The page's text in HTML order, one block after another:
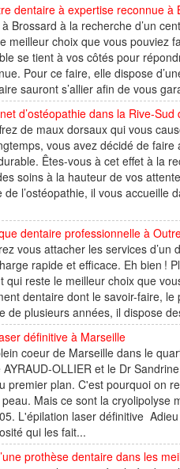
dentaire à expertise reconnue à
Brossard à la recherche d’un
meilleur choix que vous pouviez
se tient à vos côtés pour
Pour ce faire, elle dispose
sauront s’allier afin de vous
d’ostéopathie dans la Rive-Sud
de maux dorsaux qui vous
vous avez décidé de faire
Êtes-vous à cet effet à la
soins à la hauteur de vos
de l’ostéopathie, il vous
dentaire professionnelle à
vous attacher les services
rapide et efficace. Eh bien !
qui reste le meilleur choix que
dentaire dont le savoir-faire,
de plusieurs années, il dispose
définitive à Marseille
coeur de Marseille dans le
AYRAUD-OLLIER et le Dr
premier plan. C'est pourquoi on
Mais ce sont la cryolipolyse
L'épilation laser définitive
qui les fait...
prothèse dentaire dans les